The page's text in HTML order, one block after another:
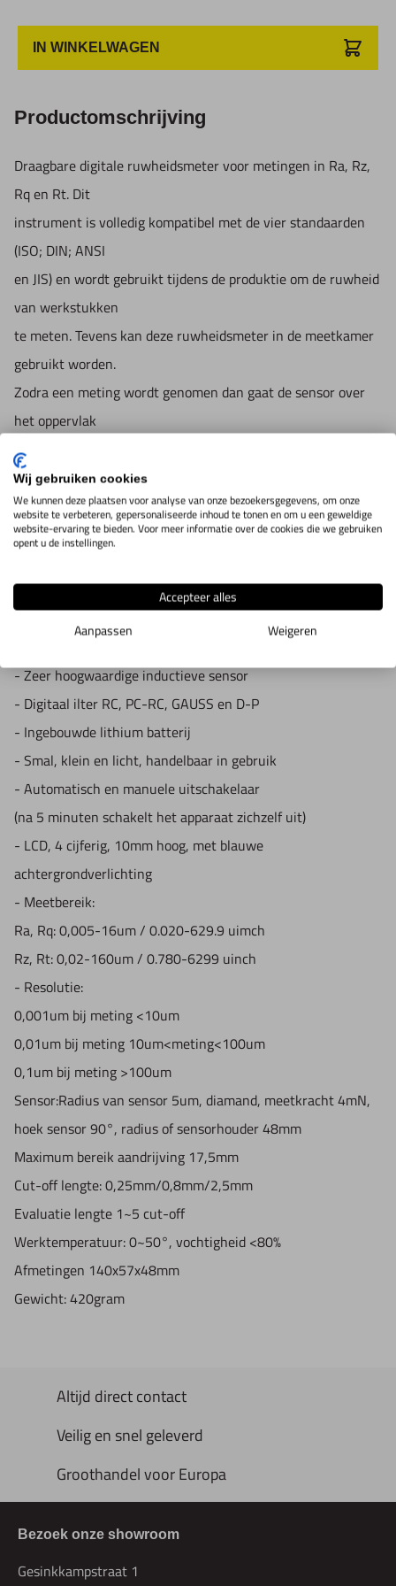
- Geheugen voor 7 groepen van metingen
- Zeer hoogwaardige inductieve sensor
- Ingebouwde lithium batterij
- Smal, klein en licht, handelbaar in gebruik
- Automatisch en manuele uitschakelaar
(na 5 minuten schakelt het apparaat zichzelf uit)
- LCD, 4 cijferig, 10mm hoog, met blauwe
achtergrondverlichting
- Meetbereik:
Ra, Rq: 0,005-16um / 0.020-629.9 uimch
Rz, Rt: 0,02-160um / 0.780-6299 uinch
- Resolutie:
0,001um bij meting <10um
0,01um bij meting 10um<meting<100um
0,1um bij meting >100um
Sensor:Radius van sensor 5um, diamand, meetkracht 4mN,
hoek sensor 90°, radius of sensorhouder 48mm
Maximum bereik aandrijving 17,5mm
Cut-off lengte: 0,25mm/0,8mm/2,5mm
Evaluatie lengte 1~5 cut-off
Werktemperatuur: 0~50°, vochtigheid <80%
Afmetingen 140x57x48mm
Gewicht: 420gram
IN WINKELWAGEN
Productomschrijving
Draagbare digitale ruwheidsmeter voor metingen in Ra, Rz,
Rq en Rt. Dit
instrument is volledig kompatibel met de vier standaarden
(ISO; DIN; ANSI
en JIS) en wordt gebruikt tijdens de produktie om de ruwheid
van werkstukken
te meten. Tevens kan deze ruwheidsmeter in de meetkamer
gebruikt worden.
Zodra een meting wordt genomen dan gaat de sensor over
het oppervlak
van het werkstuk door een geautomatiseerde aandrijving. De
sensor
constanteert dan de ruwheid van het werkstuk door een
inductief meetsysteem.
- Erg eenvoudig in gebruik
- Zeer hoogwaardige inductieve sensor
- Digitaal ilter RC, PC-RC, GAUSS en D-P
- Ingebouwde lithium batterij
- Smal, klein en licht, handelbaar in gebruik
- Automatisch en manuele uitschakelaar
(na 5 minuten schakelt het apparaat zichzelf uit)
- LCD, 4 cijferig, 10mm hoog, met blauwe
achtergrondverlichting
- Meetbereik:
Ra, Rq: 0,005-16um / 0.020-629.9 uimch
Rz, Rt: 0,02-160um / 0.780-6299 uinch
- Resolutie:
0,001um bij meting <10um
0,01um bij meting 10um<meting<100um
0,1um bij meting >100um
Sensor:Radius van sensor 5um, diamand, meetkracht 4mN,
hoek sensor 90°, radius of sensorhouder 48mm
Maximum bereik aandrijving 17,5mm
Cut-off lengte: 0,25mm/0,8mm/2,5mm
Evaluatie lengte 1~5 cut-off
Werktemperatuur: 0~50°, vochtigheid <80%
Afmetingen 140x57x48mm
Gewicht: 420gram
Altijd direct contact
Veilig en snel geleverd
Groothandel voor Europa
Bezoek onze showroom
Gesinkkampstraat 1
Wij gebruiken cookies
We kunnen deze plaatsen voor analyse van onze bezoekersgegevens, om onze
website te verbeteren, gepersonaliseerde inhoud te tonen en om u een geweldige
website-ervaring te bieden. Voor meer informatie over de cookies die we gebruiken
opent u de instellingen.
Accepteer alles
Aanpassen
Weigeren